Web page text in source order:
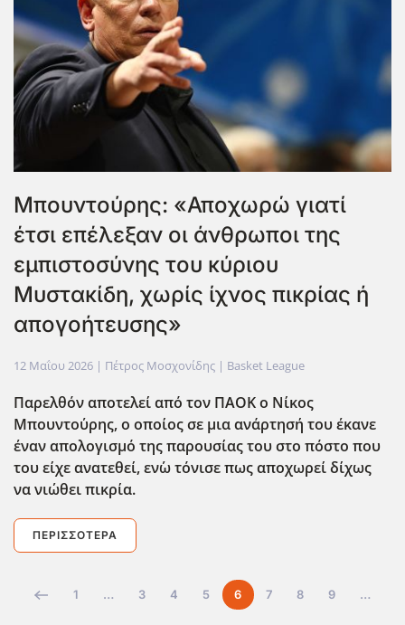
Μπουντούρης: «Αποχωρώ γιατί
έτσι επέλεξαν οι άνθρωποι της
εμπιστοσύνης του κύριου
Μυστακίδη, χωρίς ίχνος πικρίας ή
απογοήτευσης»
12 Μαΐου 2026 | Πέτρος Μοσχονίδης | Basket League
Παρελθόν αποτελεί από τον ΠΑΟΚ ο Νίκος
Μπουντο΄υρης, ο οποίος σε μια ανάρτησή του έκανε
έναν απολογισμό της παρουσίας του στο πόστο που
του είχε ανατεθεί, εν΄ω τόνισε πως αποχωρεί δίχως
να νιώθει πικρία.
ΠΕΡΙΣΣΌΤΕΡΑ
1 … 3 4 5 6 7 8 9 …